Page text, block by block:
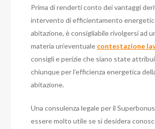
Prima di renderti conto dei vantaggi
intervento di efficientamento
abitazione, è consigliabile rivolgersi ad
materia un’eventuale contestazione
consigli e perizie che siano state
chiunque per l’efficienza energetica
abitazione.
Una consulenza legale per il
essere molto utile se si desidera